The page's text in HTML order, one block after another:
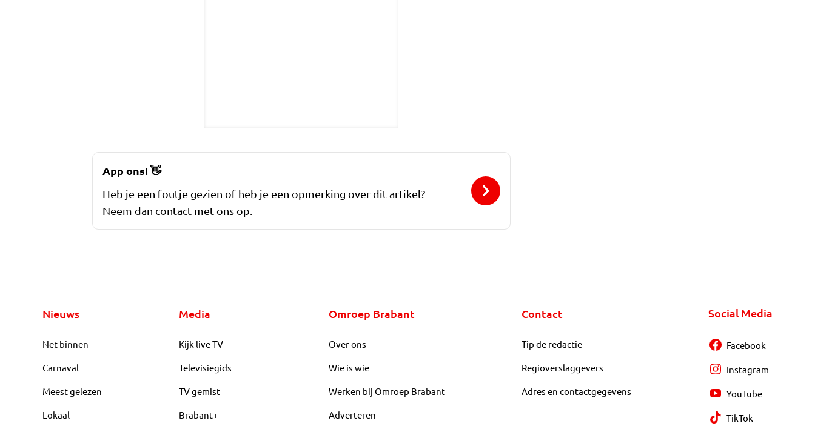
App ons!👋
Heb je een foutje gezien of heb je een opmerking over dit artikel?
Neem dan contact met ons op.
Nieuws
Net binnen
Carnaval
Meest gelezen
Lokaal
Media
Kijk live TV
Televisiegids
TV gemist
Brabant+
Omroep Brabant
Over ons
Wie is wie
Werken bij Omroep Brabant
Adverteren
Contact
Tip de redactie
Regioverslaggevers
Adres en contactgegevens
Social Media
Facebook
Instagram
YouTube
TikTok